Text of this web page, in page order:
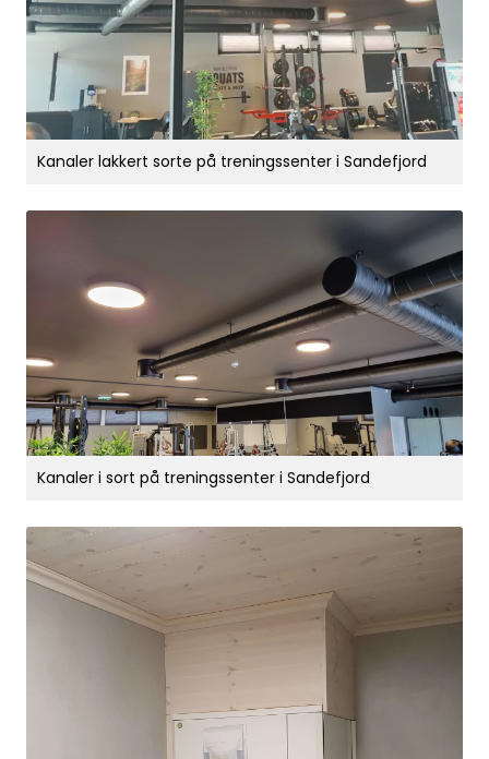
Kanaler lakkert sorte på treningssenter i Sandefjord
Kanaler i sort på treningssenter i Sandefjord